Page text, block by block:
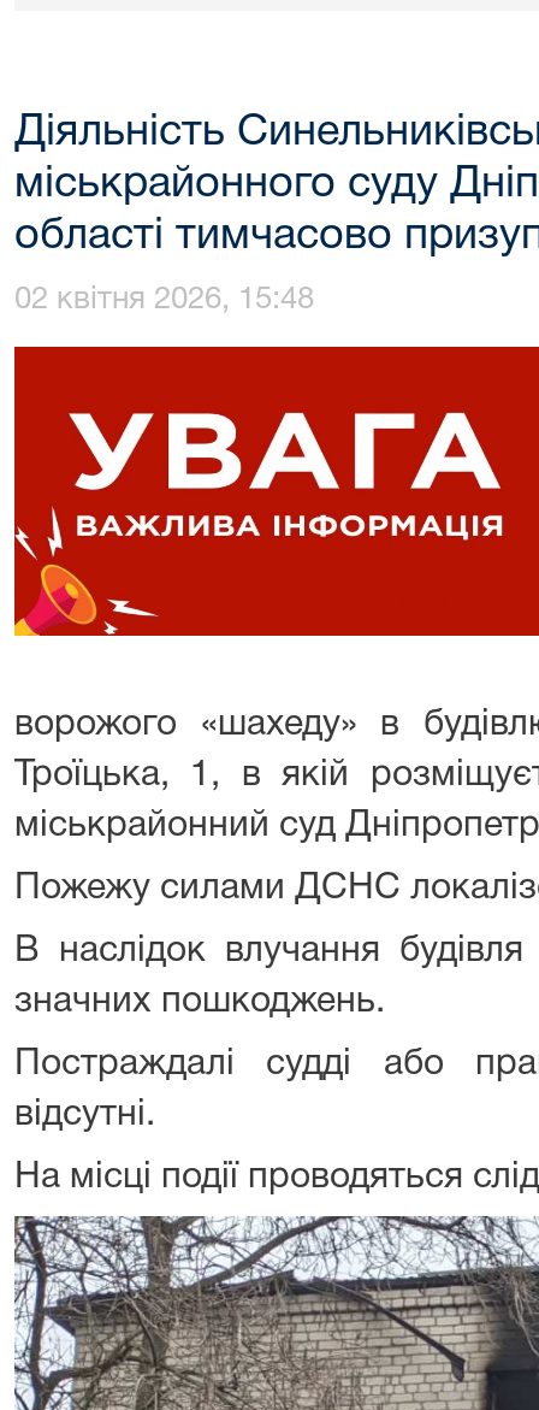
Діяльність
міськрайонного суду
області тимчасово
02 квітня 2026, 15:48
ворожого «шахеду» в
Троїцька, 1, в якій
міськрайонний суд
Пожежу силами ДСНС
В наслідок влучання
значних пошкоджень.
Постраждалі судді або
відсутні.
На місці події проводяться